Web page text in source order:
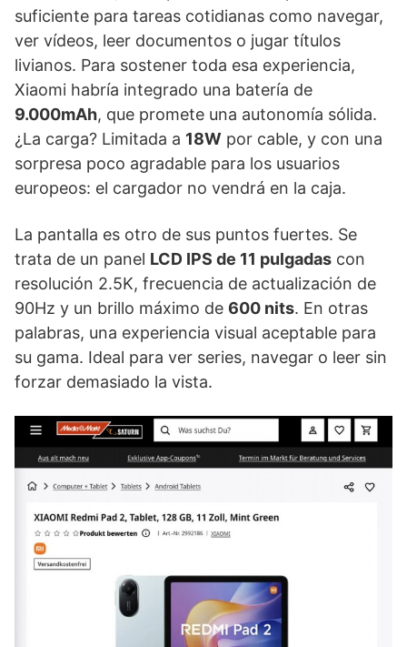
suficiente para tareas cotidianas como navegar,
ver vídeos, leer documentos o jugar títulos
livianos. Para sostener toda esa experiencia,
Xiaomi habría integrado una batería de
9.000mAh, que promete una autonomía sólida.
¿La carga? Limitada a 18W por cable, y con una
sorpresa poco agradable para los usuarios
europeos: el cargador no vendrá en la caja.
La pantalla es otro de sus puntos fuertes. Se
trata de un panel LCD IPS de 11 pulgadas con
resolución 2.5K, frecuencia de actualización de
90Hz y un brillo máximo de 600 nits. En otras
palabras, una experiencia visual aceptable para
su gama. Ideal para ver series, navegar o leer sin
forzar demasiado la vista.